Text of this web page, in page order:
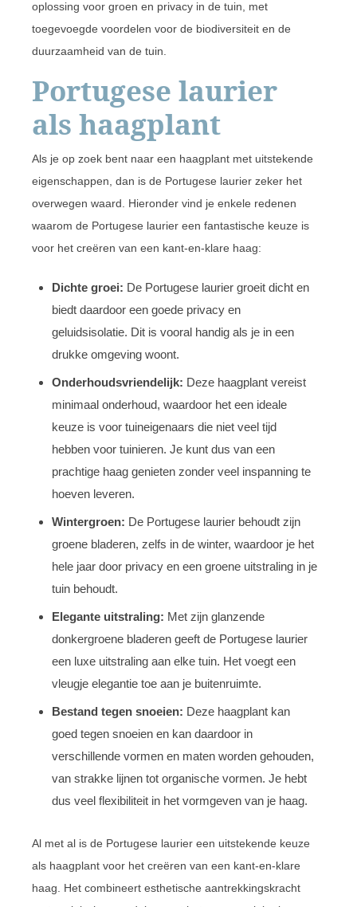
oplossing voor groen en privacy in de tuin, met
toegevoegde voordelen voor de biodiversiteit en de
duurzaamheid van de tuin.
Portugese laurier
als haagplant
Als je op zoek bent naar een haagplant met uitstekende
eigenschappen, dan is de Portugese laurier zeker het
overwegen waard. Hieronder vind je enkele redenen
waarom de Portugese laurier een fantastische keuze is
voor het creëren van een kant-en-klare haag:
Dichte groei: De Portugese laurier groeit dicht en
biedt daardoor een goede privacy en
geluidsisolatie. Dit is vooral handig als je in een
drukke omgeving woont.
Onderhoudsvriendelijk: Deze haagplant vereist
minimaal onderhoud, waardoor het een ideale
keuze is voor tuineigenaars die niet veel tijd
hebben voor tuinieren. Je kunt dus van een
prachtige haag genieten zonder veel inspanning te
hoeven leveren.
Wintergroen: De Portugese laurier behoudt zijn
groene bladeren, zelfs in de winter, waardoor je het
hele jaar door privacy en een groene uitstraling in je
tuin behoudt.
Elegante uitstraling: Met zijn glanzende
donkergroene bladeren geeft de Portugese laurier
een luxe uitstraling aan elke tuin. Het voegt een
vleugje elegantie toe aan je buitenruimte.
Bestand tegen snoeien: Deze haagplant kan
goed tegen snoeien en kan daardoor in
verschillende vormen en maten worden gehouden,
van strakke lijnen tot organische vormen. Je hebt
dus veel flexibiliteit in het vormgeven van je haag.
Al met al is de Portugese laurier een uitstekende keuze
als haagplant voor het creëren van een kant-en-klare
haag. Het combineert esthetische aantrekkingskracht